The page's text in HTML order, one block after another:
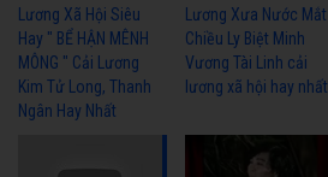
Lương Xã Hội Siêu
Hay " BỂ HẬN MÊNH
MÔNG " Cải Lương
Kim Tử Long, Thanh
Ngân Hay Nhất
Lương Xưa Nước Mắt
Chiều Ly Biệt Minh
Vương Tài Linh cải
lương xã hội hay nhất